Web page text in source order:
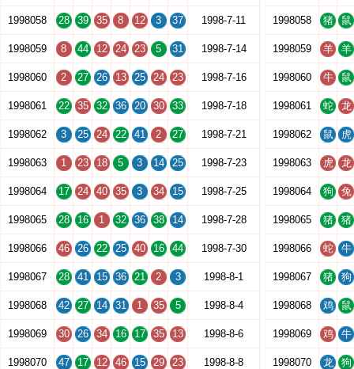
1998058 28 39 35 8 12 3 37 1998-7-11
1998059 8 44 12 24 23 5 31 1998-7-14
1998060 2 27 26 13 25 24 23 1998-7-16
1998061 22 35 32 36 20 30 33 1998-7-18
1998062 3 25 24 22 41 2 27 1998-7-21
1998063 1 23 18 5 3 14 25 1998-7-23
1998064 17 24 40 35 3 34 15 1998-7-25
1998065 28 16 1 32 36 38 14 1998-7-28
1998066 46 26 22 25 40 16 44 1998-7-30
1998067 28 41 15 36 21 2 3 1998-8-1
1998068 42 27 14 31 1 35 5 1998-8-4
1998069 30 26 34 16 17 35 13 1998-8-6
1998070 47 17 12 46 15 29 23 1998-8-8
1998058 猪 鼠
1998059 羊 羊
1998060 牛 鼠
1998061 蛇 龙
1998062 鼠 虎
1998063 虎 龙
1998064 狗 兔
1998065 猪 猪
1998066 蛇 牛
1998067 猪 狗
1998068 鸡 鼠
1998069 鸡 牛
1998070 龙 狗